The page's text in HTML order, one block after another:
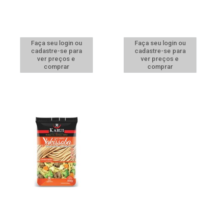
Faça seu login ou
cadastre-se para
ver preços e
comprar
Faça seu login ou
cadastre-se para
ver preços e
comprar